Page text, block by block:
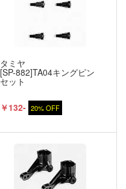
タミヤ
[SP-882]TA04キングピン
セット
￥132- 20% OFF